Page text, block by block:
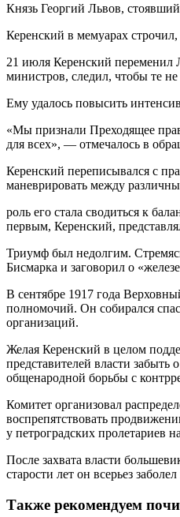
Князь Георгий Львов,
Керенский в мемуарах строчил,
21 июля Керенский переменил
министров, следил, чтобы те
Ему удалось повысить
«Мы признали Преходящее
для всех», — отмечалось в
Керенский переписывался с
маневрировать между
роль его стала сводиться к
первым, Керенский,
Триумф был недолгим.
Бисмарка и заговорил о
В сентябре 1917 года
полномочий. Он собирался
организаций.
Желая Керенский в целом
представителей власти
общенародной борьбы с
Комитет организовал
воспрепятствовать
у петроградских пролетариев
После захвата власти
старости лет он всерьез
Также рекомендуем